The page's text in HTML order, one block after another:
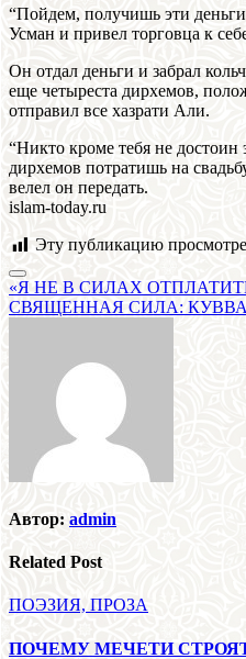
“Пойдем, получишь эти
Усман и привел торговца к
Он отдал деньги и забрал
еще четыреста дирхемов,
отправил все хазрати Али.
“Никто кроме тебя не достоин
дирхемов потратишь на
велел он передать.
islam-today.ru
Эту публикацию
Навигация
по
«Я НЕ В СИЛАХ
СВЯЩЕННАЯ СИЛА:
Автор: admin
Related Post
ПОЭЗИЯ, ПРОЗА
ПОЧЕМУ МЕЧЕТИ